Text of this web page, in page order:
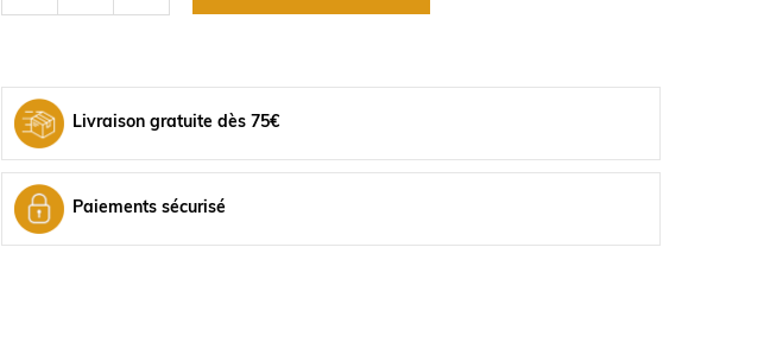
Livraison gratuite dès 75€
Paiements sécurisé